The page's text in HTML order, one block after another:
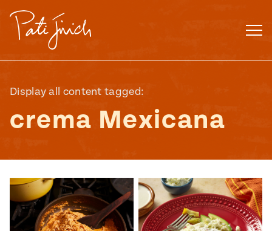
contenido
Display all content tagged:
crema Mexicana